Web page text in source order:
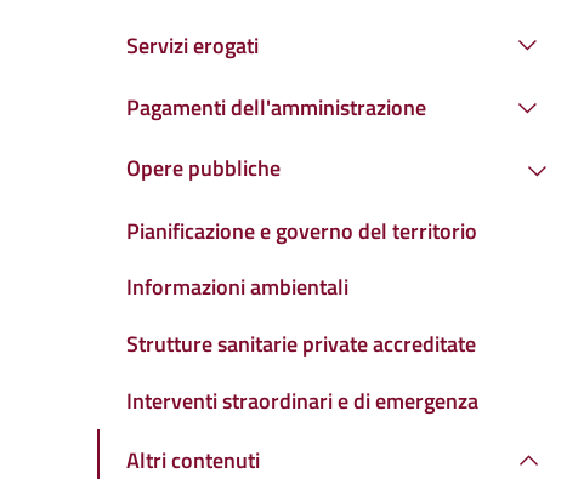
Servizi erogati
Pagamenti dell'amministrazione
Opere pubbliche
Pianificazione e governo del territorio
Informazioni ambientali
Strutture sanitarie private accreditate
Interventi straordinari e di emergenza
Altri contenuti